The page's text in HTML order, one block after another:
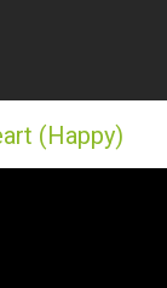
(Happy)